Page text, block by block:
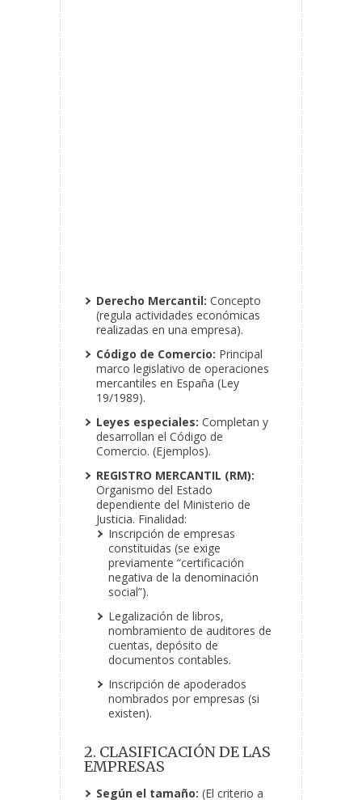
Derecho Mercantil: Concepto
(regula actividades económicas
realizadas en una empresa).
Código de Comercio: Principal
marco legislativo de operaciones
mercantiles en España (Ley
19/1989).
Leyes especiales: Completan y
desarrollan el Código de
Comercio. (Ejemplos).
REGISTRO MERCANTIL (RM):
Organismo del Estado
dependiente del Ministerio de
Justicia. Finalidad:
Inscripción de empresas
constituidas (se exige
previamente “certificación
negativa de la denominación
social”).
Legalización de libros,
nombramiento de auditores de
cuentas, depósito de
documentos contables.
Inscripción de apoderados
nombrados por empresas (si
existen).
2. CLASIFICACIÓN DE LAS
EMPRESAS
Según el tamaño: (El criterio a